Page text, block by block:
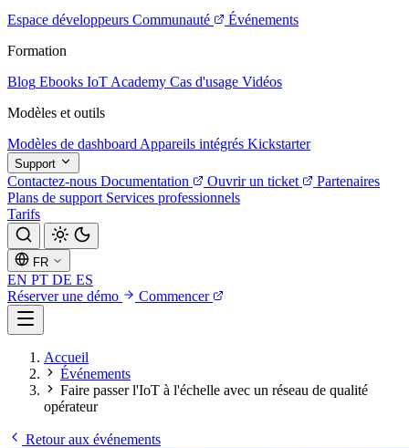
Espace développeurs Communauté
Événements
Formation
Blog Ebooks IoT Academy Cas d'usage Vidéos
Modèles et outils
Modèles de dashboard Appareils intégrés Kickstarter
Support
Contactez-nous Documentation Ouvrir un ticket
Partenaires
Plans de support Services professionnels
Tarifs
FR
EN PT DE ES
Réserver une démo
Commencer
Accueil
Événements
Faire passer l'IoT à l'échelle avec un réseau de qualité
opérateur
Retour aux événements